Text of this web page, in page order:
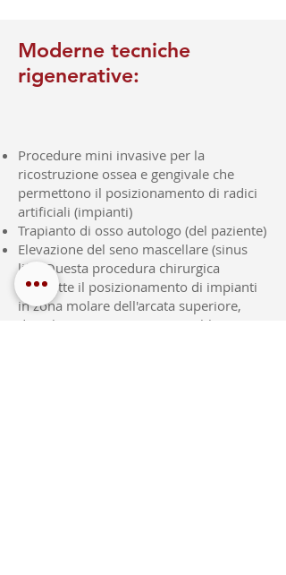
Moderne tecniche
rigenerative:
Procedure mini invasive per la
ricostruzione ossea e gengivale che
permettono il posizionamento di radici
artificiali (impianti)
Trapianto di osso autologo (del paziente)
Elevazione del seno mascellare (sinus
lift). Questa procedura chirurgica
permette il posizionamento di impianti
in zona molare dell'arcata superiore,
dove l’osso presente non sarebbe